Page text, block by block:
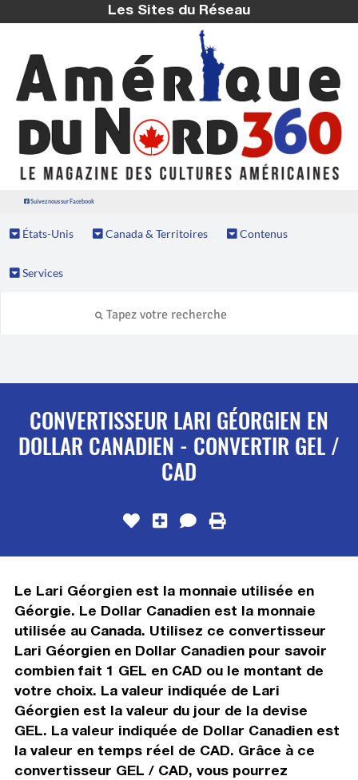
Les Sites du Réseau
Suivez nous sur Facebook
États-Unis Canada & Territoires Contenus
Services
CONVERTISSEUR LARI GÉORGIEN EN
DOLLAR CANADIEN - CONVERTIR GEL /
CAD
Le Lari Géorgien est la monnaie utilisée en
Géorgie. Le Dollar Canadien est la monnaie
utilisée au Canada. Utilisez ce convertisseur
Lari Géorgien en Dollar Canadien pour savoir
combien fait 1 GEL en CAD ou le montant de
votre choix. La valeur indiquée de Lari
Géorgien est la valeur du jour de la devise
GEL. La valeur indiquée de Dollar Canadien est
la valeur en temps réel de CAD. Grâce à ce
convertisseur GEL / CAD, vous pourrez